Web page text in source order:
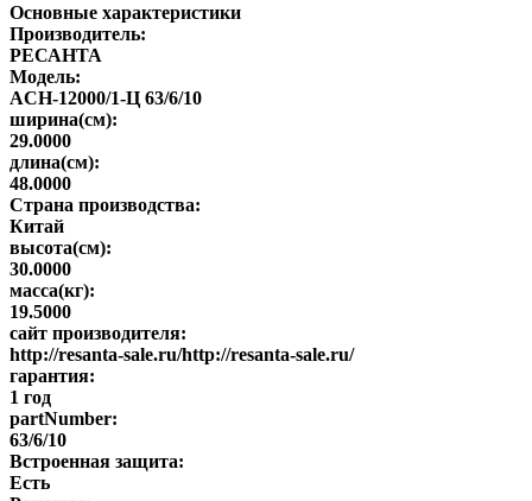
Основные характеристики
Производитель:
РЕСАНТА
Модель:
ACH-12000/1-Ц 63/6/10
ширина(см):
29.0000
длина(см):
48.0000
Страна производства:
Китай
высота(см):
30.0000
масса(кг):
19.5000
сайт производителя:
http://resanta-sale.ru/http://resanta-sale.ru/
гарантия:
1 год
partNumber:
63/6/10
Встроенная защита:
Есть